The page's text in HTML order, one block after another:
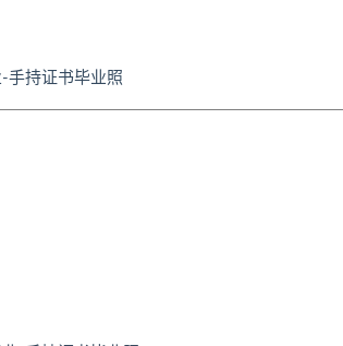
手持证书毕业照